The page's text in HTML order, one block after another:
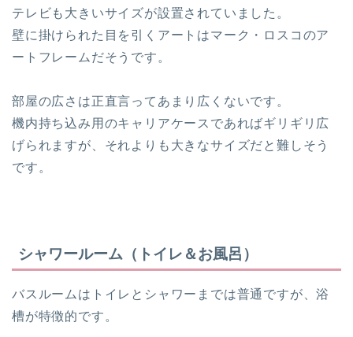
テレビも大きいサイズが設置されていました。
壁に掛けられた目を引くアートはマーク・ロスコ のア
ートフレームだそうです。
部屋の広さ は正直言ってあまり広くないです。
機内持ち込み用のキャリアケースであればギリギリ広
げられますが、それよりも大きなサイズだと難しそう
です。
シャワールーム（トイレ＆お風呂）
バスルーム はトイレとシャワーまでは普通ですが、浴
槽が特徴的です。